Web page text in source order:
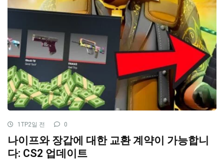
1TP2일 전 0
나이프와 장갑에 대한 교환 계약이 가능합니
다: CS2 업데이트